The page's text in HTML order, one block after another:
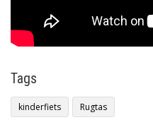
Tags
kinderfiets Rugtas